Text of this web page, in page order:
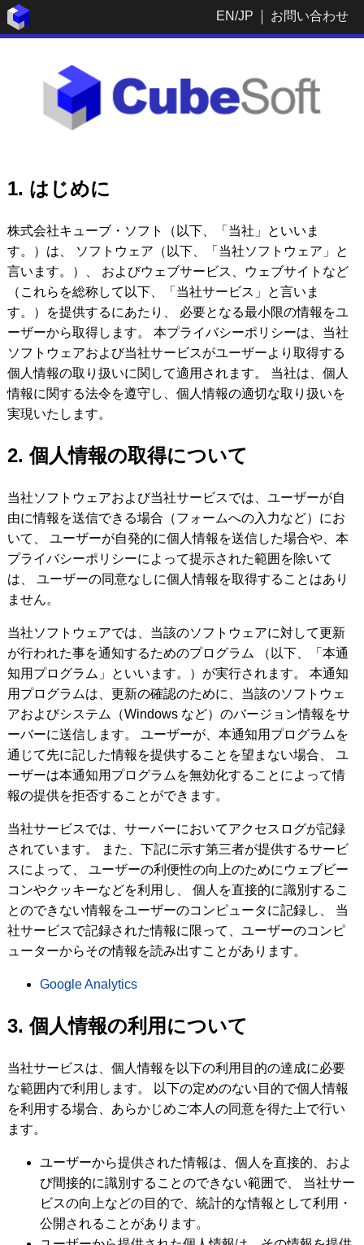
EN/JP お問い合わせ
1. はじめに
株式会社キューブ・ソフト（以下、「当社」といいま
す。）は、 ソフトウェア（以下、「当社ソフトウェア」と
言います。）、 およびウェブサービス、ウェブサイトなど
（これらを総称して以下、「当社サービス」と言いま
す。）を提供するにあたり、 必要となる最小限の情報をユ
ーザーから取得します。 本プライバシーポリシーは、当社
ソフトウェアおよび当社サービスがユーザーより取得する
個人情報の取り扱いに関して適用されます。 当社は、個人
情報に関する法令を遵守し、個人情報の適切な取り扱いを
実現いたします。
2. 個人情報の取得について
当社ソフトウェアおよび当社サービスでは、ユーザーが自
由に情報を送信できる場合（フォームへの入力など）にお
いて、 ユーザーが自発的に個人情報を送信した場合や、本
プライバシーポリシーによって提示された範囲を除いて
は、 ユーザーの同意なしに個人情報を取得することはあり
ません。
当社ソフトウェアでは、当該のソフトウェアに対して更新
が行われた事を通知するためのプログラム （以下、「本通
知用プログラム」といいます。）が実行されます。 本通知
用プログラムは、更新の確認のために、当該のソフトウェ
アおよびシステム（Windows など）のバージョン情報をサ
ーバーに送信します。 ユーザーが、本通知用プログラムを
通じて先に記した情報を提供することを望まない場合、 ユ
ーザーは本通知用プログラムを無効化することによって情
報の提供を拒否することができます。
当社サービスでは、サーバーにおいてアクセスログが記録
されています。 また、下記に示す第三者が提供するサービ
スによって、 ユーザーの利便性の向上のためにウェブビー
コンやクッキーなどを利用し、 個人を直接的に識別するこ
とのできない情報をユーザーのコンピュータに記録し、 当
社サービスで記録された情報に限って、ユーザーのコンピ
ューターからその情報を読み出すことがあります。
Google Analytics
3. 個人情報の利用について
当社サービスは、個人情報を以下の利用目的の達成に必要
な範囲内で利用します。 以下の定めのない目的で個人情報
を利用する場合、あらかじめご本人の同意を得た上で行い
ます。
ユーザーから提供された情報は、個人を直接的、およ
び間接的に識別することのできない範囲で、 当社サー
ビスの向上などの目的で、統計的な情報として利用・
公開されることがあります。